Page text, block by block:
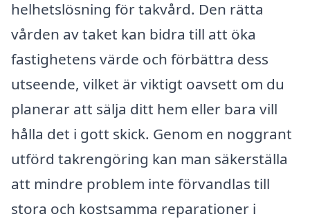
helhetslösning för takvård. Den rätta
vården av taket kan bidra till att öka
fastighetens värde och förbättra dess
utseende, vilket är viktigt oavsett om du
planerar att sälja ditt hem eller bara vill
hålla det i gott skick. Genom en noggrant
utförd takrengöring kan man säkerställa
att mindre problem inte förvandlas till
stora och kostsamma reparationer i